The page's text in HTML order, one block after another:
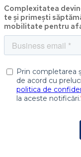
Complexitatea
te și primești
mobilitate pentru